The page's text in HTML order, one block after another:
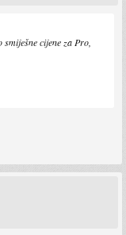
cijene za Pro,